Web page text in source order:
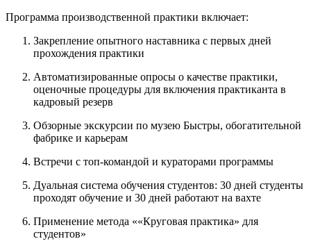
Программа производственной практики включает:
Закрепление опытного наставника с первых дней
прохождения практики
Автоматизированные опросы о качестве практики,
оценочные процедуры для включения практиканта в
кадровый резерв
Обзорные экскурсии по музею Быстры, обогатительной
фабрике и карьерам
Встречи с топ-командой и кураторами программы
Дуальная система обучения студентов: 30 дней студенты
проходят обучение и 30 дней работают на вахте
Применение метода ««Круговая практика» для
студентов»